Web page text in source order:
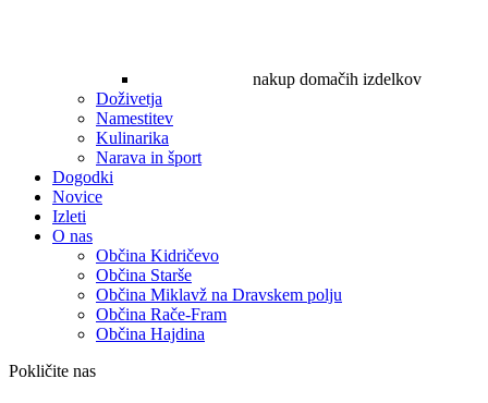
nakup domačih izdelkov
Doživetja
Namestitev
Kulinarika
Narava in šport
Dogodki
Novice
Izleti
O nas
Občina Kidričevo
Občina Starše
Občina Miklavž na Dravskem polju
Občina Rače-Fram
Občina Hajdina
Pokličite nas